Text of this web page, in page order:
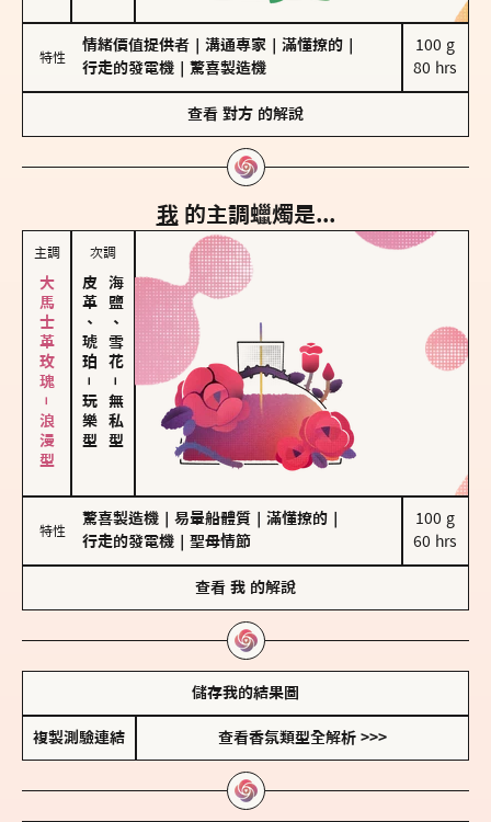
特性
情緒價值提供者 溝通專家 滿懂撩的
行走的發電機
驚喜製造機
100 g
80 hrs
查看 對方 的解說
我 的主調蠟燭是...
主調
大馬士革玫瑰－浪漫型
次調
皮革、琥珀
－
玩樂型
海鹽、雪花
－
無私型
特性
驚喜製造機 易暈船體質 滿懂撩的
行走的發電機
聖母情節
100 g
60 hrs
查看 我 的解說
儲存我的結果圖
複製測驗連結 查看香氛類型全解析 >>>